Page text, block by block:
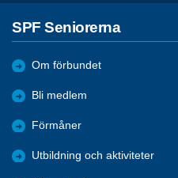
SPF Seniorerna
Om förbundet
Bli medlem
Förmåner
Utbildning och aktiviteter